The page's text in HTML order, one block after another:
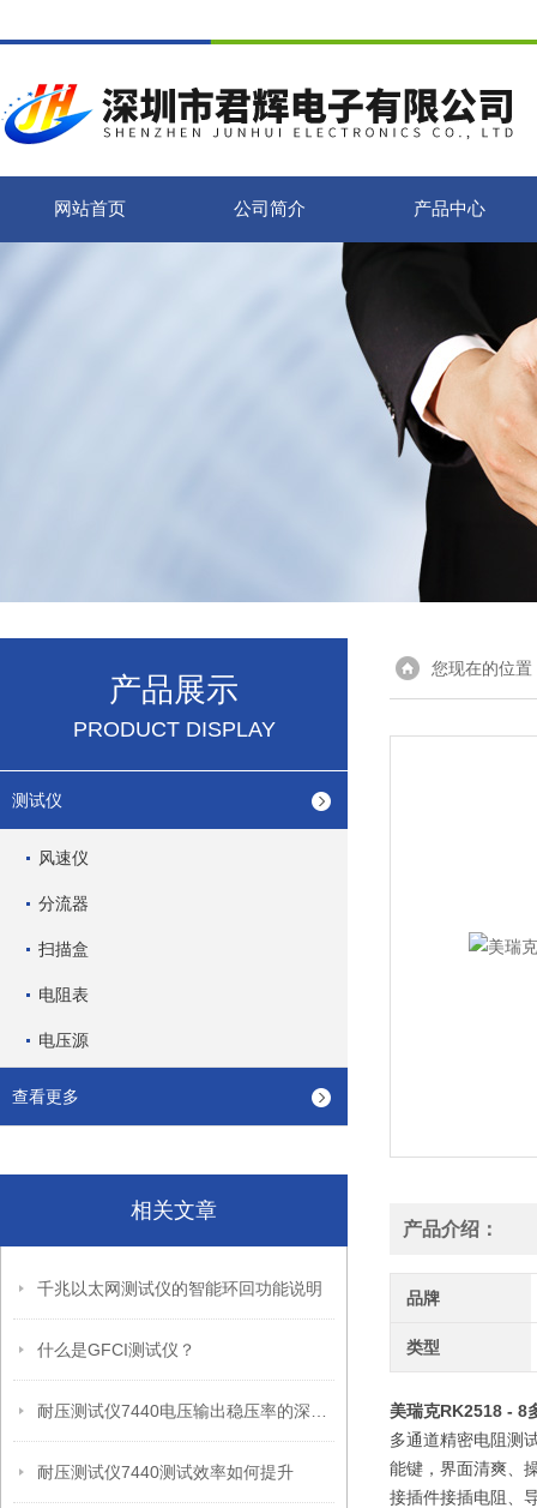
网站首页 公司简介 产品中心
产品展示
PRODUCT DISPLAY
测试仪
风速仪
分流器
扫描盒
电阻表
电压源
查看更多
相关文章
千兆以太网测试仪的智能环回功能说明
什么是GFCI测试仪？
耐压测试仪7440测试效率如何提升
您现在的位置
产品介绍：
品牌
类型
美瑞克RK2518 - 8
多通道精密电阻测
能键，界面清爽、
接插件接插电阻、